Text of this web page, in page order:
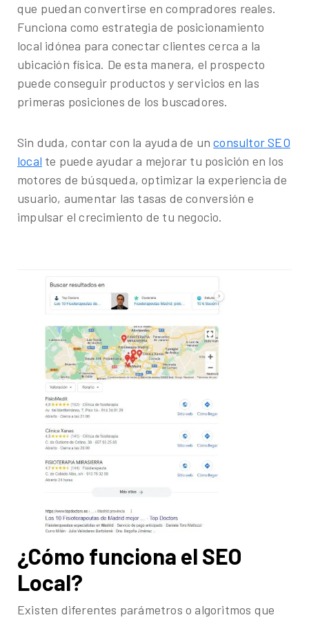
que puedan convertirse en compradores reales.
Funciona como estrategia de posicionamiento
local idónea para conectar clientes cerca a la
ubicación física. De esta manera, el prospecto
puede conseguir productos y servicios en las
primeras posiciones de los buscadores.
Sin duda, contar con la ayuda de unconsultor SEO
local te puede ayudar a mejorar tu posición en los
motores de búsqueda, optimizar la experiencia de
usuario, aumentar las tasas de conversión e
impulsar el crecimiento de tu negocio.
¿Cómo funciona el SEO
Local?
Existen diferentes parámetros o algoritmos que